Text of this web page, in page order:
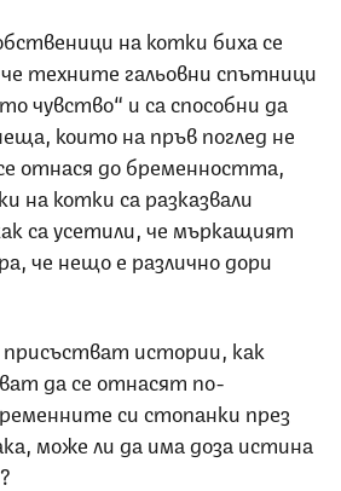
на котки биха се
че техните гальовни спътници
чувство“ и са способни да
които на пръв поглед не
отнася до бременността,
на котки са разказвали
са усетили, че мъркащият
че нещо е различно дори
истории, как
да се отнасят по-
си стопанки през
може ли да има доза истина